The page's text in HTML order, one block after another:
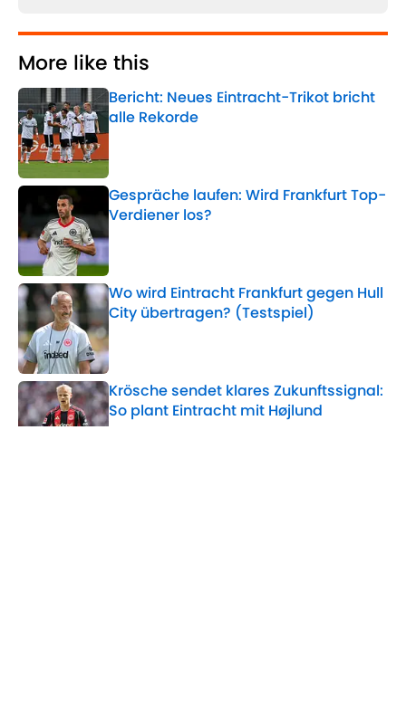
More like this
Bericht: Neues Eintracht-Trikot bricht
alle Rekorde
Published by on Invalid Date
Gespräche laufen: Wird Frankfurt Top-
Verdiener los?
Published by on Invalid Date
Wo wird Eintracht Frankfurt gegen Hull
City übertragen? (Testspiel)
Published by on Invalid Date
Krösche sendet klares Zukunftssignal:
So plant Eintracht mit Højlund
Published by on Invalid Date